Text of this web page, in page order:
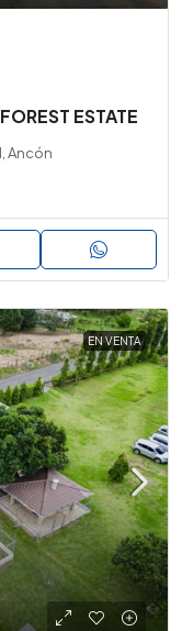
ESTATE
Ancón
EN VENTA